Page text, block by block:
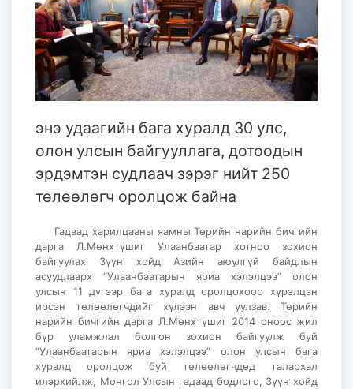
энэ удаагийн бага хуралд 30 улс,
олон улсын байгууллага, дотоодын
эрдэмтэн судлаач зэрэг нийт 250
төлөөлөгч оролцож байна
Гадаад харилцааны яамны Төрийн нарийн бичгийн
дарга Л.Мөнхтүшиг Улаанбаатар хотноо зохион
байгуулах Зүүн хойд Азийн аюулгүй байдлын
асуудлаарх “Улаанбаатарын яриа хэлэлцээ” олон
улсын 11 дүгээр бага хуралд оролцохоор хүрэлцэн
ирсэн төлөөлөгчдийг хүлээн авч уулзав. Төрийн
нарийн бичгийн дарга Л.Мөнхтүшиг 2014 оноос жил
бүр уламжлал болгон зохион байгуулж буй
“Улаанбаатарын яриа хэлэлцээ” олон улсын бага
хуралд оролцож буй төлөөлөгчдөд талархал
илэрхийлж, Монгол Улсын гадаад бодлого, Зүүн хойд